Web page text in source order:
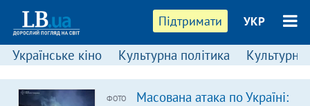
Підтримати УКР
Українське кіно Культурна політика Культурні
ФОТО
Масована атака по Україні: